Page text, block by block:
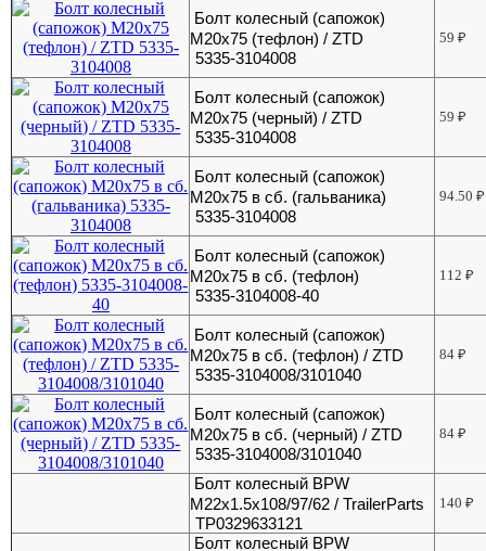
Болт колесный (сапожок)
М20х75 (тефлон) / ZTD
5335-3104008
59₽
Болт колесный (сапожок)
М20х75 (черный) / ZTD
5335-3104008
59₽
Болт колесный (сапожок)
М20х75 в сб. (гальваника)
5335-3104008
94.50₽
Болт колесный (сапожок)
М20х75 в сб. (тефлон)
5335-3104008-40
112₽
Болт колесный (сапожок)
М20х75 в сб. (тефлон) / ZTD
5335-3104008/3101040
84₽
Болт колесный (сапожок)
М20х75 в сб. (черный) / ZTD
5335-3104008/3101040
84₽
Болт колесный BPW
M22x1.5x108/97/62 / TrailerParts
TP0329633121
140₽
Болт колесный BPW